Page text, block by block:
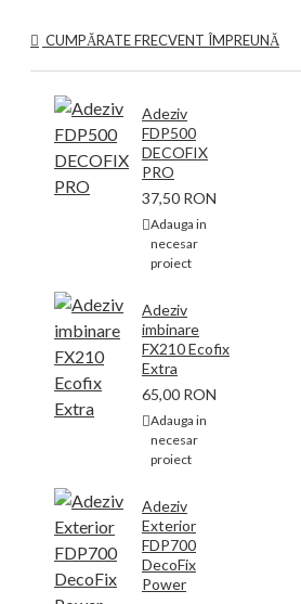
CUMPĂRATE FRECVENT ÎMPREUNĂ
Adeziv
FDP500
DECOFIX
PRO
37,50 RON
Adauga in
necesar
proiect
Adeziv
imbinare
FX210 Ecofix
Extra
65,00 RON
Adauga in
necesar
proiect
Adeziv
Exterior
FDP700
DecoFix
Power